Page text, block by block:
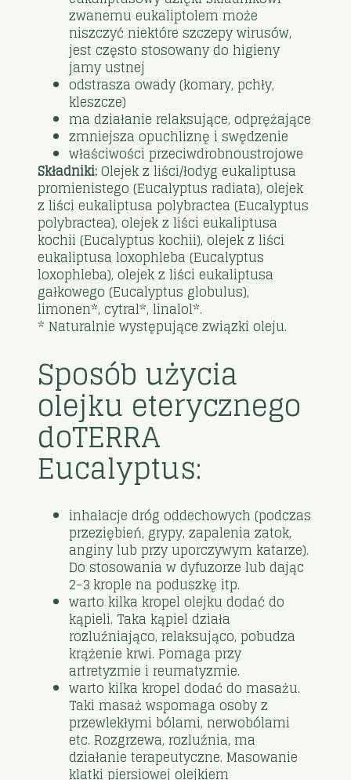
zwanemu eukaliptolem może
niszczyć niektóre szczepy wirusów,
jest często stosowany do higieny
jamy ustnej
odstrasza owady (komary, pchły,
kleszcze)
ma działanie relaksujące, odprężające
zmniejsza opuchliznę i swędzenie
właściwości przeciwdrobnoustrojowe
Składniki:Olejek z liści/łodyg eukaliptusa
promienistego (Eucalyptus radiata), olejek
z liści eukaliptusa polybractea (Eucalyptus
polybractea), olejek z liści eukaliptusa
kochii (Eucalyptus kochii), olejek z liści
eukaliptusa loxophleba (Eucalyptus
loxophleba), olejek z liści eukaliptusa
gałkowego (Eucalyptus globulus),
limonen*, cytral*, linalol*.
* Naturalnie występujące związki oleju.
Sposób użycia
olejku eterycznego
doTERRA
Eucalyptus:
inhalacje dróg oddechowych (podczas
przeziębień, grypy, zapalenia zatok,
anginy lub przy uporczywym katarze).
Do stosowania w dyfuzorze lub dając
2-3 krople na poduszkę itp.
warto kilka kropel olejku dodać do
kąpieli. Taka kąpiel działa
rozluźniająco, relaksująco, pobudza
krążenie krwi. Pomaga przy
artretyzmie i reumatyzmie.
warto kilka kropel dodać do masażu.
Taki masaż wspomaga osoby z
przewlekłymi bólami, nerwobólami
etc. Rozgrzewa, rozluźnia, ma
działanie terapeutyczne. Masowanie
klatki piersiowej olejkiem